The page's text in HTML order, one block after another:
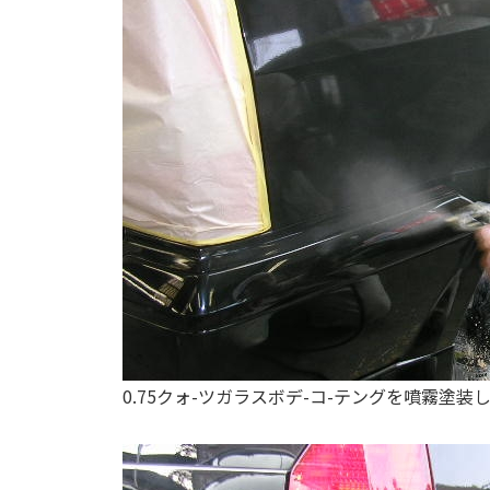
0.75クォ-ツガラスボデ-コ-テングを噴霧塗装